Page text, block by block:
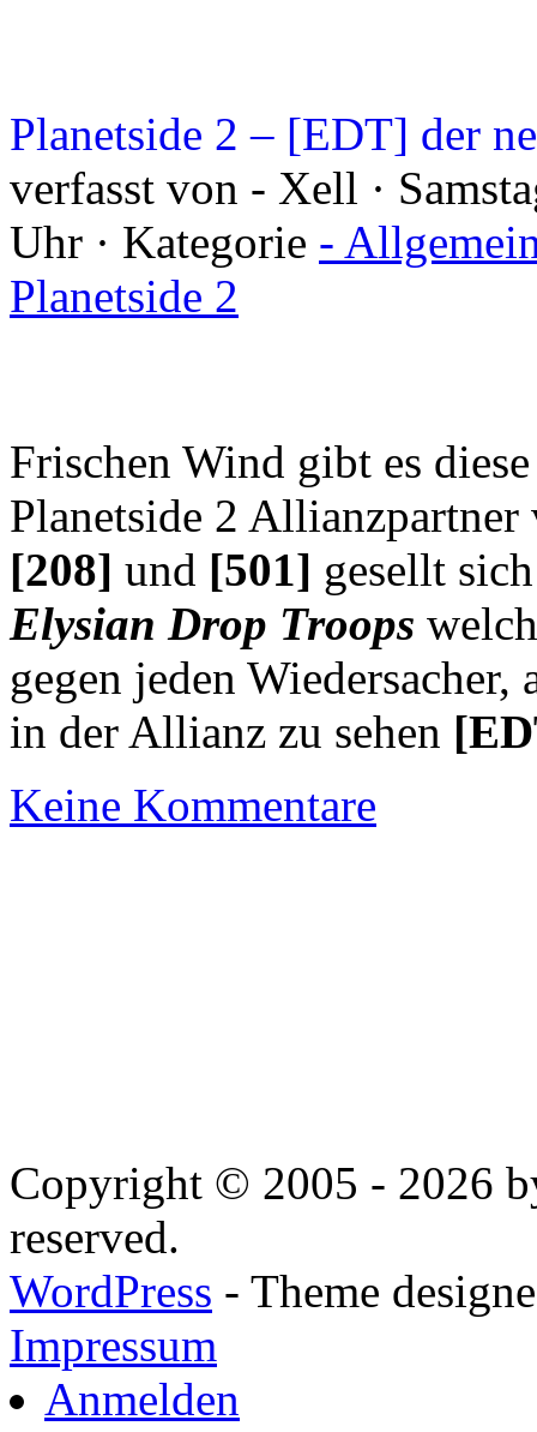
Planetside 2 – [EDT] der
verfasst von - Xell ·
Uhr · Kategorie -
Planetside 2
Frischen Wind gibt es
Planetside 2
[208] und [501] gesellt
Elysian Drop Troops
gegen jeden Wiedersacher,
in der Allianz zu sehen
Keine Kommentare
Copyright © 2005 - 2026
reserved.
WordPress - Theme
Impressum
Anmelden